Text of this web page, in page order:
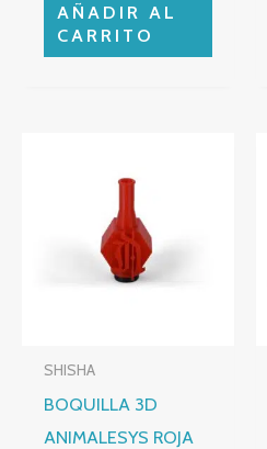
AÑADIR AL
CARRITO
SHISHA
BOQUILLA 3D
ANIMALESYS ROJA